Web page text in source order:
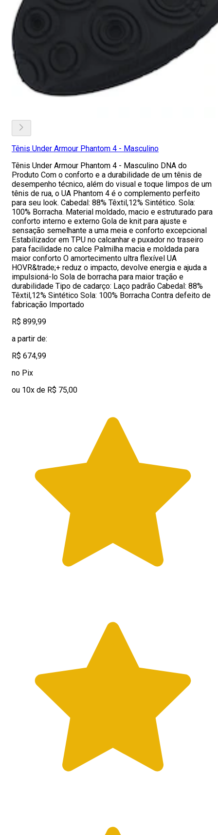
Tênis Under Armour Phantom 4 - Masculino
Tênis Under Armour Phantom 4 - Masculino DNA do
Produto Com o conforto e a durabilidade de um tênis de
desempenho técnico, além do visual e toque limpos de um
tênis de rua, o UA Phantom 4 é o complemento perfeito
para seu look. Cabedal: 88% Têxtil,12% Sintético. Sola:
100% Borracha. Material moldado, macio e estruturado para
conforto interno e externo Gola de knit para ajuste e
sensação semelhante a uma meia e conforto excepcional
Estabilizador em TPU no calcanhar e puxador no traseiro
para facilidade no calce Palmilha macia e moldada para
maior conforto O amortecimento ultra flexível UA
HOVR&trade;+ reduz o impacto, devolve energia e ajuda a
impulsioná-lo Sola de borracha para maior tração e
durabilidade Tipo de cadarço: Laço padrão Cabedal: 88%
Têxtil,12% Sintético Sola: 100% Borracha Contra defeito de
fabricação Importado
R$ 899,99
a partir de:
R$ 674,99
no Pix
ou 10x de R$ 75,00